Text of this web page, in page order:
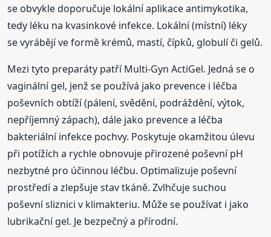
se obvykle doporučuje lokální aplikace antimykotika,
tedy léku na kvasinkové infekce. Lokální (místní) léky
se vyrábějí ve formě krémů, mastí, čípků, globulí či gelů.
Mezi tyto preparáty patří Multi-Gyn ActiGel. Jedná se o
vaginální gel, jenž se používá jako prevence i léčba
poševních obtíží (pálení, svědění, podráždění, výtok,
nepříjemný zápach), dále jako prevence a léčba
bakteriální infekce pochvy. Poskytuje okamžitou úlevu
při potížích a rychle obnovuje přirozené poševní pH
nezbytné pro účinnou léčbu. Optimalizuje poševní
prostředí a zlepšuje stav tkáně. Zvlhčuje suchou
poševní sliznici v klimakteriu. Může se používat i jako
lubrikační gel. Je bezpečný a přírodní.